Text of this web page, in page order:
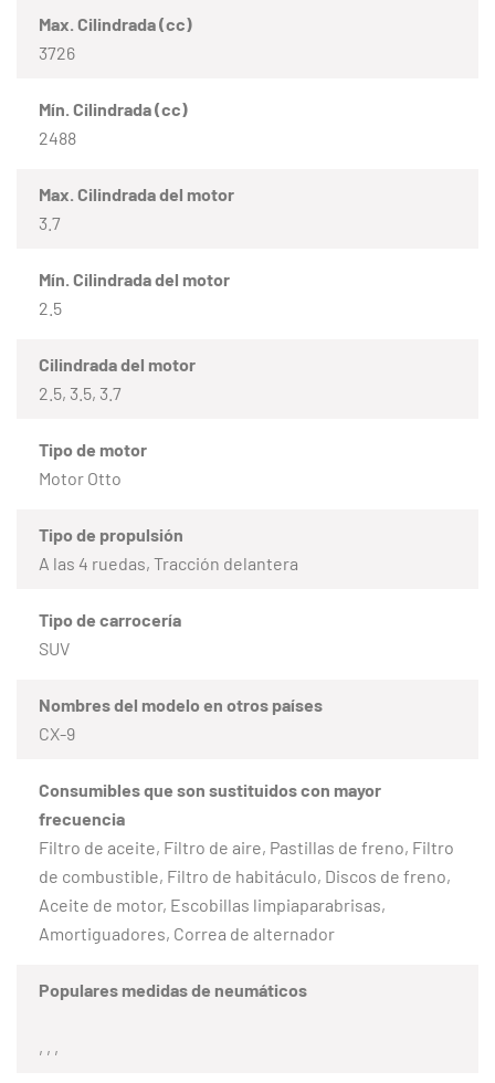
Max. Cilindrada (cc)
3726
Mín. Cilindrada (cc)
2488
Max. Cilindrada del motor
3.7
Mín. Cilindrada del motor
2.5
Cilindrada del motor
2.5, 3.5, 3.7
Tipo de motor
Motor Otto
Tipo de propulsión
A las 4 ruedas, Tracción delantera
Tipo de carrocería
SUV
Nombres del modelo en otros países
CX-9
Consumibles que son sustituidos con mayor
frecuencia
Filtro de aceite, Filtro de aire, Pastillas de freno, Filtro
de combustible, Filtro de habitáculo, Discos de freno,
Aceite de motor, Escobillas limpiaparabrisas,
Amortiguadores, Correa de alternador
Populares medidas de neumáticos
, , ,